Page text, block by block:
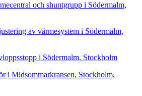
och shuntgrupp i Södermalm,
av värmesystem i Södermalm,
i Södermalm, Stockholm
i Midsommarkransen, Stockholm,